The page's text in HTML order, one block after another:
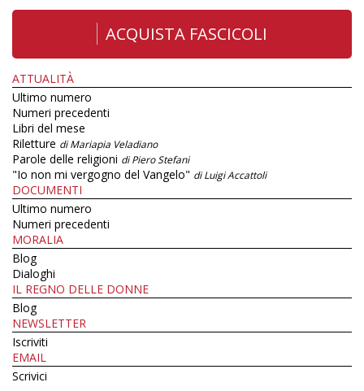
ACQUISTA FASCICOLI
ATTUALITÀ
Ultimo numero
Numeri precedenti
Libri del mese
Riletture di Mariapia Veladiano
Parole delle religioni di Piero Stefani
"Io non mi vergogno del Vangelo" di Luigi Accattoli
DOCUMENTI
Ultimo numero
Numeri precedenti
MORALIA
Blog
Dialoghi
IL REGNO DELLE DONNE
Blog
NEWSLETTER
Iscriviti
EMAIL
Scrivici